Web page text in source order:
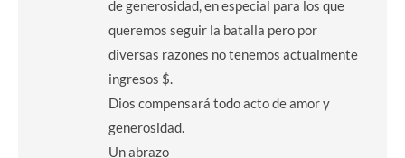
de generosidad, en especial para los que
queremos seguir la batalla pero por
diversas razones no tenemos actualmente
ingresos $.
Dios compensará todo acto de amor y
generosidad.
Un abrazo